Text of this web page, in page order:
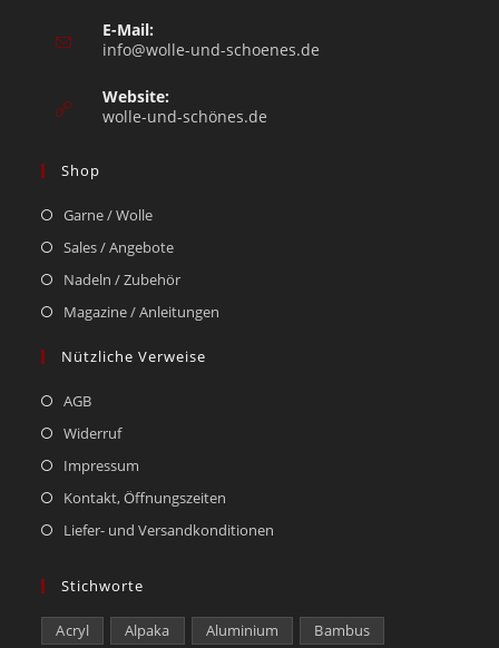
E-Mail:
info@wolle-und-schoenes.de
Website:
wolle-und-schönes.de
Shop
Garne / Wolle
Sales / Angebote
Nadeln / Zubehör
Magazine / Anleitungen
Nützliche Verweise
AGB
Widerruf
Impressum
Kontakt, Öffnungszeiten
Liefer- und Versandkonditionen
Stichworte
Acryl Alpaka Aluminium
Bambus